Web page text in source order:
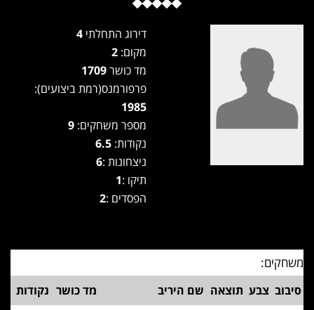
דירוג התחלתי
מקום:
מד כושר
פרפורמנס(רמת ביצועים):
1985
מספר משחקים:
נקודות: 6.5
ניצחונות :6
תיקו :1
הפסדים :2
משחקים:
סיבוב צבע תוצאה שם היריב מד כושר נקודות